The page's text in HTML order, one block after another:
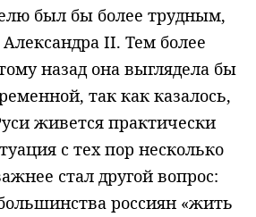
был бы более трудным,
II. Тем более
назад она выглядела бы
так как ка­залось,
живется практически
с тех пор несколько
стал другой вопрос:
россиян «жить